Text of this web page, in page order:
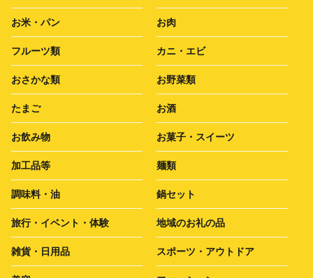
お米・パン お肉
フルーツ類 カニ・エビ
おさかな類 お野菜類
たまご お酒
お飲み物 お菓子・スイーツ
加工品等 麺類
調味料・油 鍋セット
旅行・イベント・体験 地域のお礼の品
雑貨・日用品 スポーツ・アウトドア